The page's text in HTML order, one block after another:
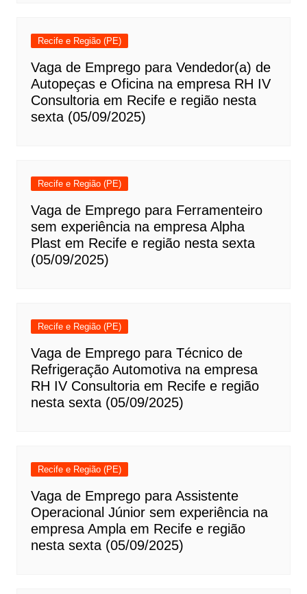
Recife e Região (PE)
Vaga de Emprego para Vendedor(a) de
Autopeças e Oficina na empresa RH IV
Consultoria em Recife e região nesta
sexta (05/09/2025)
Recife e Região (PE)
Vaga de Emprego para Ferramenteiro
sem experiência na empresa Alpha
Plast em Recife e região nesta sexta
(05/09/2025)
Recife e Região (PE)
Vaga de Emprego para Técnico de
Refrigeração Automotiva na empresa
RH IV Consultoria em Recife e região
nesta sexta (05/09/2025)
Recife e Região (PE)
Vaga de Emprego para Assistente
Operacional Júnior sem experiência na
empresa Ampla em Recife e região
nesta sexta (05/09/2025)